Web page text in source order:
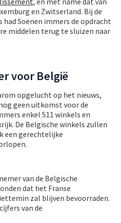
en Zwitserland. Bij de
had Soënen immers de opdracht
middelen terug te sluizen naar
voor België
opgelucht op het nieuws,
geen uitkomst voor de
enkel 511 winkels en
De Belgische winkels zullen
een gerechtelijke
van de Belgische
dat het Franse
zal blijven bevoorraden.
van de